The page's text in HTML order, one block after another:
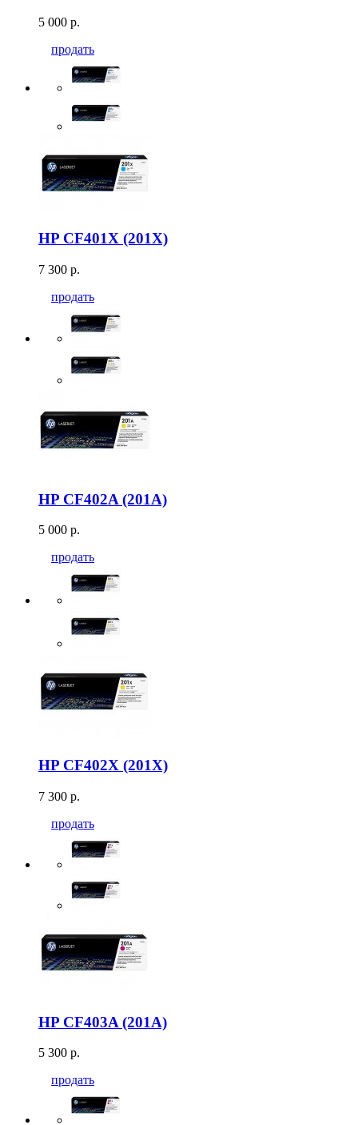
5 000 р.
продать
HP CF401X (201X)
7 300 р.
продать
HP CF402A (201A)
5 000 р.
продать
HP CF402X (201X)
7 300 р.
продать
HP CF403A (201A)
5 300 р.
продать